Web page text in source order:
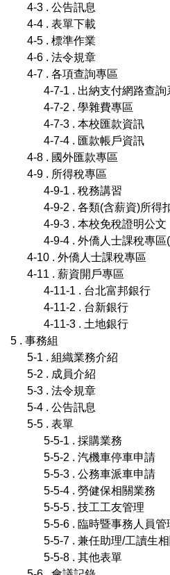
4-3 . 公告訊息
4-4 . 表單下載
4-5 . 標準作業
4-6 . 法令規章
4-7 . 各項查詢專區
4-7-1 . 出納支付網路查詢
4-7-2 . 學雜費專區
4-7-3 . 本校匯款資訊
4-7-4 . 匯款帳戶資訊
4-8 . 國外匯款專區
4-9 . 所得稅專區
4-9-1 . 稅務講習
4-9-2 . 各類(含薪資)所得
4-9-3 . 本校免稅證明公文
4-9-4 . 外僑人士課稅專
4-10 . 外僑人士課稅專區
4-11 . 薪資開戶專區
4-11-1 . 台北富邦銀行
4-11-2 . 台新銀行
4-11-3 . 土地銀行
5 . 事務組
5-1 . 組織業務介紹
5-2 . 成員介紹
5-3 . 法令規章
5-4 . 公告訊息
5-5 . 表單
5-5-1 . 採購業務
5-5-2 . 汽機車停車申請
5-5-3 . 公務車派車申請
5-5-4 . 勞健保相關業務
5-5-5 . 技工工友管理
5-5-6 . 臨時暨事務人員管
5-5-7 . 兼任助理/工讀生
5-5-8 . 其他表單